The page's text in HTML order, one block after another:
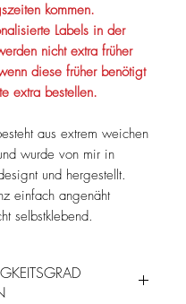
kommen.
Labels in der
nicht extra früher
diese früher benötigt
extra bestellen.
aus extrem weichen
wurde von mir in
und hergestellt.
einfach angenäht
selbstklebend.